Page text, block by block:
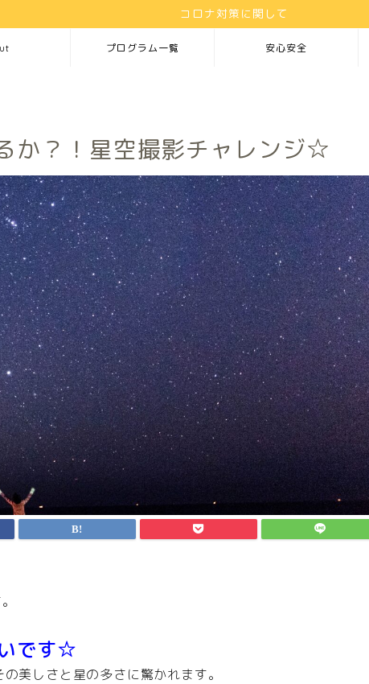
コロナ対策に関して
プログラム一覧 安心安全
か？！星空撮影チャレンジ☆
です☆
美しさと星の多さに驚かれます。